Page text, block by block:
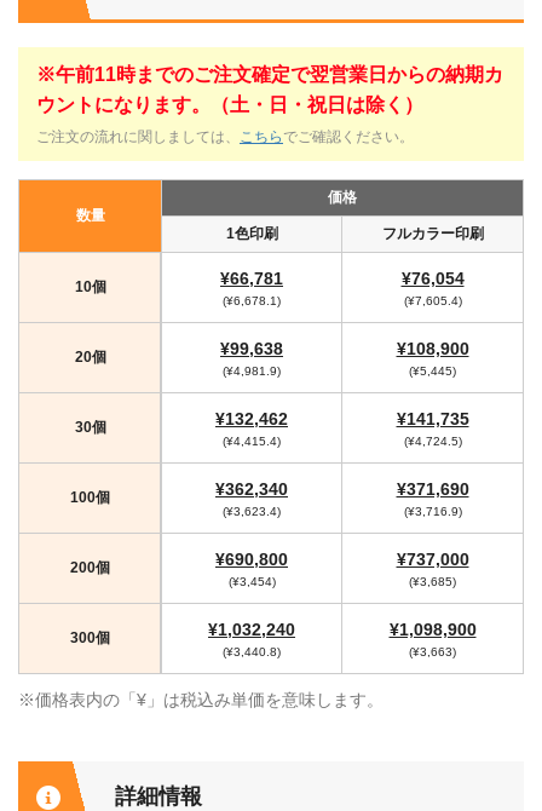
※午前11時までのご注文確定で翌営業日からの納期カ
ウントになります。（土・日・祝日は除く）
ご注文の流れに関しましては、 こちら でご確認ください。
数量
価格
1色印刷 フルカラー印刷
10個 ¥66,781
(¥6,678.1)
¥76,054
(¥7,605.4)
20個 ¥99,638
(¥4,981.9)
¥108,900
(¥5,445)
30個 ¥132,462
(¥4,415.4)
¥141,735
(¥4,724.5)
100個 ¥362,340
(¥3,623.4)
¥371,690
(¥3,716.9)
200個 ¥690,800
(¥3,454)
¥737,000
(¥3,685)
300個 ¥1,032,240
(¥3,440.8)
¥1,098,900
(¥3,663)
※価格表内の「¥」は税込み単価を意味します。
詳細情報